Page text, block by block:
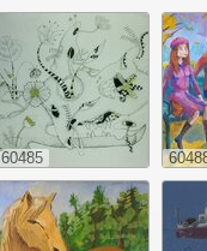
60485